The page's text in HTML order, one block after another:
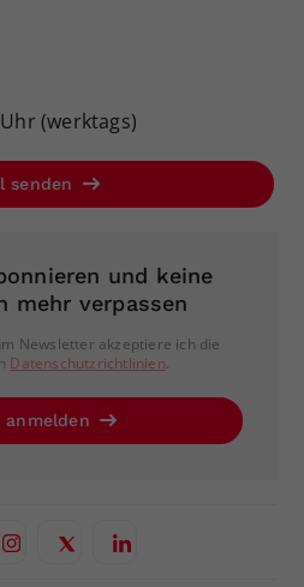
(werktags)
senden
und keine
mehr verpassen
Newsletter akzeptiere ich die
Datenschutzrichtlinien.